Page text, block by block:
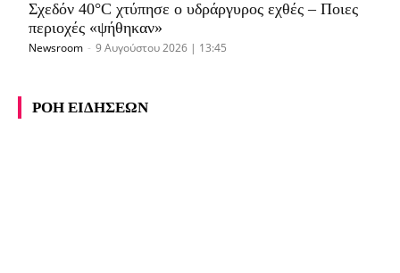
Σχεδόν 40°C χτύπησε ο υδράργυρος εχθές – Ποιες
περιοχές «ψήθηκαν»
Newsroom - 9 Αυγούστου 2026 | 13:45
ΡΟΗ ΕΙΔΗΣΕΩΝ